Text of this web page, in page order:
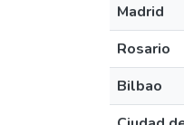
Madrid
Rosario
Bilbao